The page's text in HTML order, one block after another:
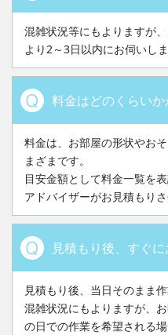
混雑状況等にもよりますが
より2～3日以内にお伺いしま
料金はどのくらいか
料金は、お部屋の形状やお
まざまです。
目安金額として料金一覧を
アドバイザーがお見積もりさ
見積もり後、すぐ
見積もり後、当日そのまま
混雑状況にもよりますが、
の日での作業を希望される場